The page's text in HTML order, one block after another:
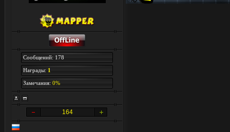
Сообщений: 178
Награды: 1
Замечания: 0%
164